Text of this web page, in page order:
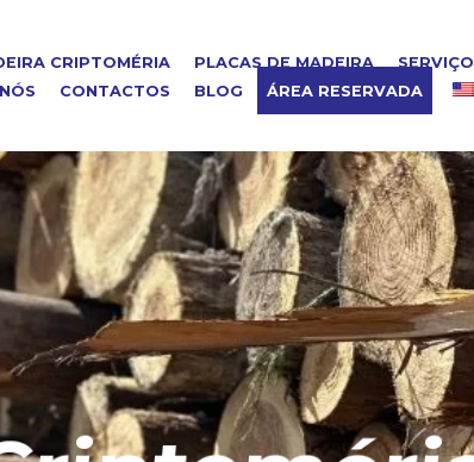
CRIPTOMÉRIA PLACAS DE MADEIRA
CONTACTOS BLOG ÁREA RESERVADA